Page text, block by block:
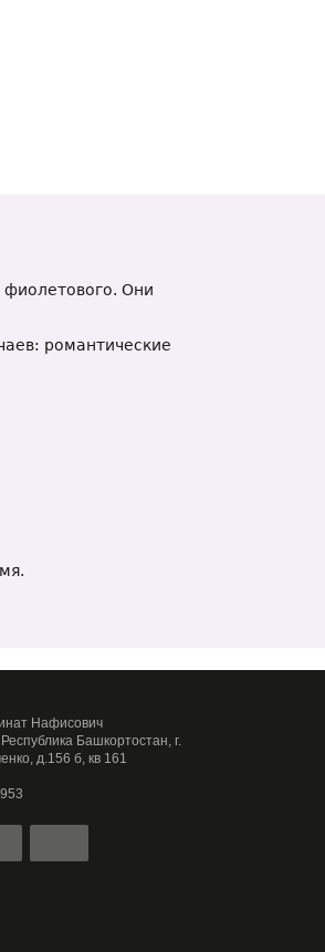
Они
романтические
Нафисович
Башкортостан, г.
д.156 б, кв 161